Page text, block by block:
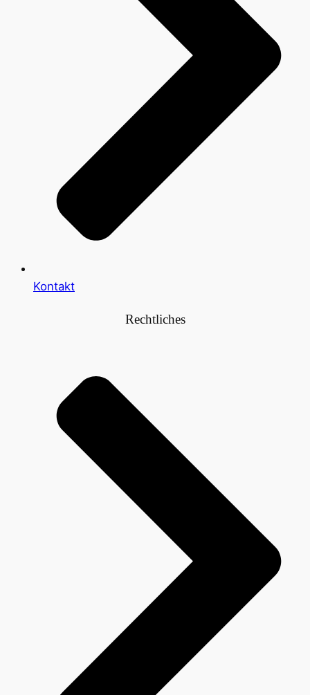
Kontakt
Rechtliches